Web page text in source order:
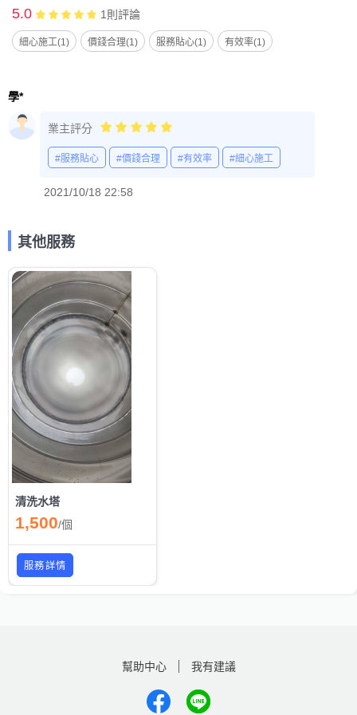
5.0 1 則評論
細心施工(1) 價錢合理(1) 服務貼心(1) 有效率(1)
學*
業主評分
#服務貼心 #價錢合理 #有效率 #細心施工
2021/10/18 22:58
其他服務
清洗水塔
1,500/個
服務詳情
幫助中心 我有建議